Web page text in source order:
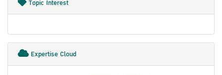
Topic Interest
Expertise Cloud